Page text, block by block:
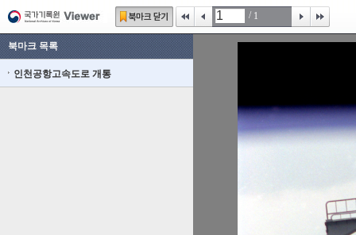
/ 1
북마크 목록
인천공항고속도로 개통